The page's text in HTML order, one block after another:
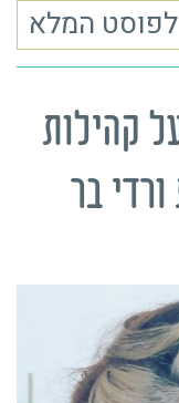
לפוסט המלא
קהילות
בר